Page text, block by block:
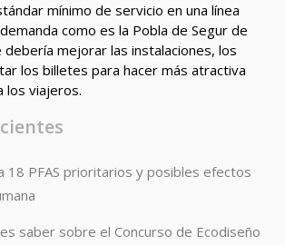
mínimo de servicio en una línea
como es la Pobla de Segur de
debería mejorar las instalaciones, los
los billetes para hacer más atractiva
los viajeros.
18 PFAS prioritarios y posibles efectos
saber sobre el Concurso de Ecodiseño